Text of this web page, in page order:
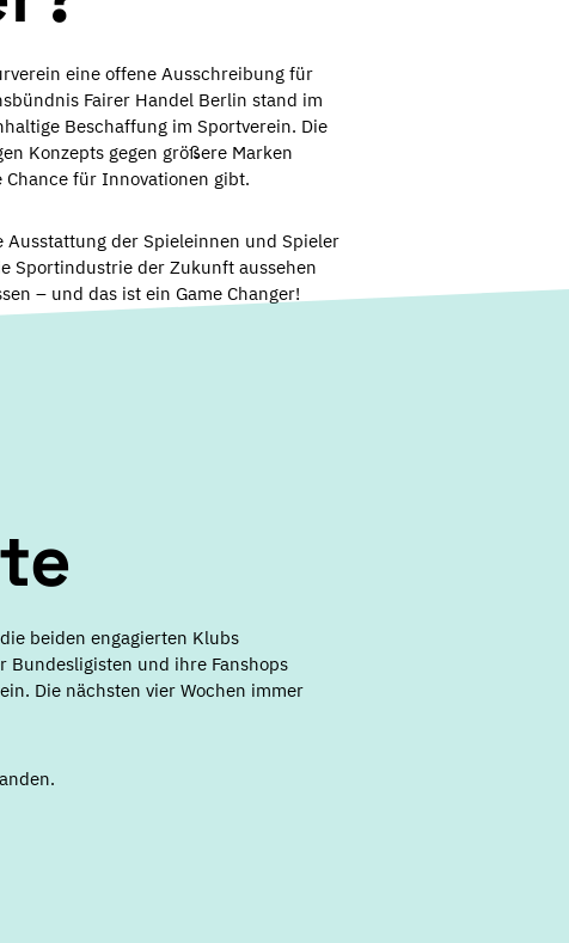
eine offene Ausschreibung für
Fairer Handel Berlin stand im
Beschaffung im Sportverein. Die
Konzepts gegen größere Marken
für Innovationen gibt.
der Spieleinnen und Spieler
Sportindustrie der Zukunft aussehen
– und das ist ein Game Changer!
beiden engagierten Klubs
und ihre Fanshops
Die nächsten vier Wochen immer